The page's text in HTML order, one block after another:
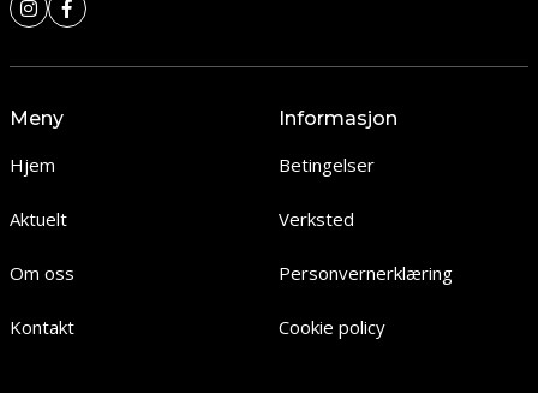
Meny
Hjem
Aktuelt
Om oss
Kontakt
Informasjon
Betingelser
Verksted
Personvernerklæring
Cookie policy